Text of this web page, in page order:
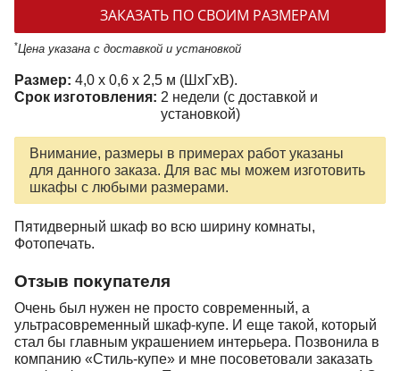
ЗАКАЗАТЬ ПО СВОИМ РАЗМЕРАМ
*Цена указана с доставкой и установкой
Размер: 4,0 x 0,6 x 2,5 м (ШxГxВ).
Срок изготовления: 2 недели (с доставкой и
установкой)
Внимание, размеры в примерах работ указаны
для данного заказа. Для вас мы можем изготовить
шкафы с любыми размерами.
Пятидверный шкаф во всю ширину комнаты,
Фотопечать.
Отзыв покупателя
Очень был нужен не просто современный, а
ультрасовременный шкаф-купе. И еще такой, который
стал бы главным украшением интерьера. Позвонила в
компанию «Стиль-купе» и мне посоветовали заказать